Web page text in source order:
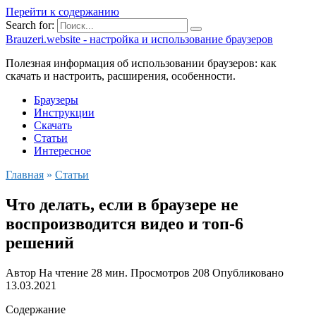
Перейти к содержанию
Search for:
Brauzeri.website - настройка и использование браузеров
Полезная информация об использовании браузеров: как
скачать и настроить, расширения, особенности.
Браузеры
Инструкции
Скачать
Статьи
Интересное
Главная » Статьи
Что делать, если в браузере не
воспроизводится видео и топ-6
решений
Автор На чтение 28 мин. Просмотров 208 Опубликовано
13.03.2021
Содержание